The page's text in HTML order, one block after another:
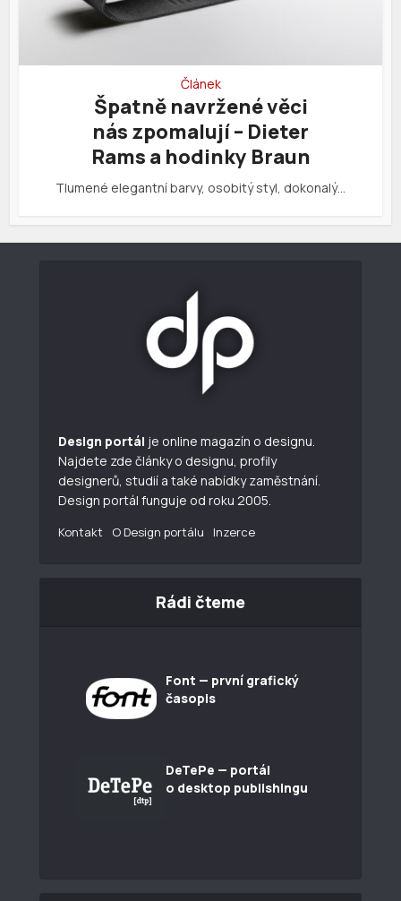
Článek
Špatně navržené věci
nás zpomalují – Dieter
Rams a hodinky Braun
Tlumené elegantní barvy, osobitý styl, dokonalý…
Design portál je online magazín o designu.
Najdete zde články o designu, profily
designerů, studií a také nabídky zaměstnání.
Design portál funguje od roku 2005.
Kontakt O Design portálu Inzerce
Rádi čteme
Font — první grafický
časopis
DeTePe — portál
o desktop publishingu